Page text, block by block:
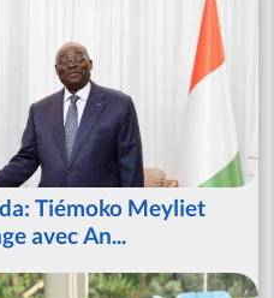
Tiémoko Meyliet
avec An...